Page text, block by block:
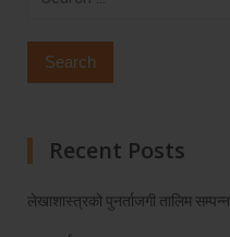
Recent Posts
लेखाशास्त्रको पुनर्ताजगी तालिम सम्पन्न